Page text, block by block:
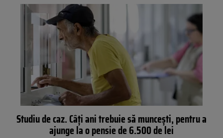
Studiu de caz. Câți ani trebuie să muncești, pentru a
ajunge la o pensie de 6.500 de lei